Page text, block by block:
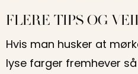
FLERE TIPS OG
Hvis man husker at
lyse farger fremhever